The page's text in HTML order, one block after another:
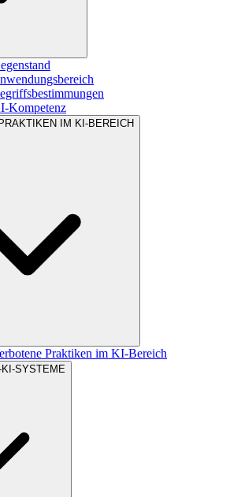
Kompetenz
IM KI-BEREICH
Praktiken im KI-Bereich
KI-SYSTEME